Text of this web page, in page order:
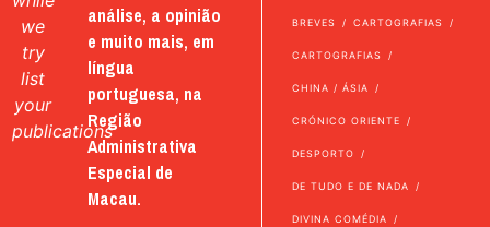
we
try
list
your
publications
análise, a opinião
e muito mais, em
língua
portuguesa, na
Região
Administrativa
Especial de
Macau.
BREVES CARTOGRAFIAS
CARTOGRAFIAS
CHINA / ÁSIA
CRÓNICO ORIENTE
DESPORTO
DE TUDO E DE NADA
DIVINA COMÉDIA